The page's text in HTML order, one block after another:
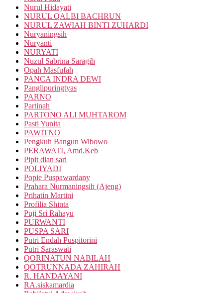
Nurul Hidayati
NURUL QALBI BACHRUN
NURUL ZAWIAH BINTI ZUHARDI
Nuryaningsih
Nuryanti
NURYATI
Nuzul Sabrina Saragih
Opah Masfufah
PANCA INDRA DEWI
Panglipuringtyas
PARNO
Partinah
PARTONO ALI MUHTAROM
Pasti Yunita
PAWITNO
Pengkuh Bangun Wibowo
PERAWATI, Amd.Keb
Pipit dian sari
POLIYADI
Popie Puspawardany
Prahara Nurmaningsih (Ajeng)
Prihatin Martini
Profilia Shinta
Puji Sri Rahayu
PURWANTI
PUSPA SARI
Putri Endah Puspitorini
Putri Saraswati
QORINATUN NABILAH
QOTRUNNADA ZAHIRAH
R. HANDAYANI
RA.siskamardia